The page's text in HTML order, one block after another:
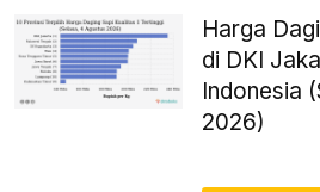
Harga
di DKI
Indonesia
2026)